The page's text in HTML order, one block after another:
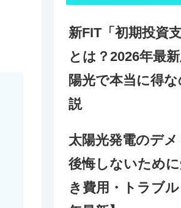
新FIT「初期投資
とは？2026年最
陽光で本当に得
説
太陽光発電のデメ
後悔しないため
き費用・トラブ